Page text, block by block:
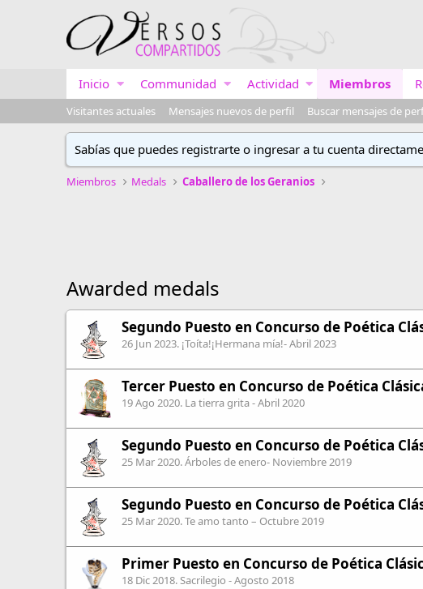
Inicio Communidad Actividad Miembros
Visitantes actuales Mensajes nuevos de perfil Buscar mensajes de
Sabías que puedes registrarte o ingresar a tu cuenta
Miembros Medals Caballero de los Geranios
Awarded medals
Segundo Puesto en Concurso de Poética
26 Jun 2023. ¡Toíta!¡Hermana mía!- Abril 2023
Tercer Puesto en Concurso de Poética
19 Ago 2020. La tierra grita - Abril 2020
Segundo Puesto en Concurso de Poética
25 Mar 2020. Árboles de enero- Noviembre 2019
Segundo Puesto en Concurso de Poética
25 Mar 2020. Te amo tanto – Octubre 2019
Primer Puesto en Concurso de Poética
18 Dic 2018. Sacrilegio - Agosto 2018